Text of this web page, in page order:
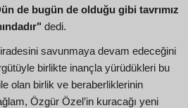
de bugün de olduğu gibi tavrımız
dedi.
iradesini savunmaya devam edeceğini
birlikte inançla yürüdükleri bu
olan birlik ve beraberliklerinin
Özgür Özel’in kuracağı yeni